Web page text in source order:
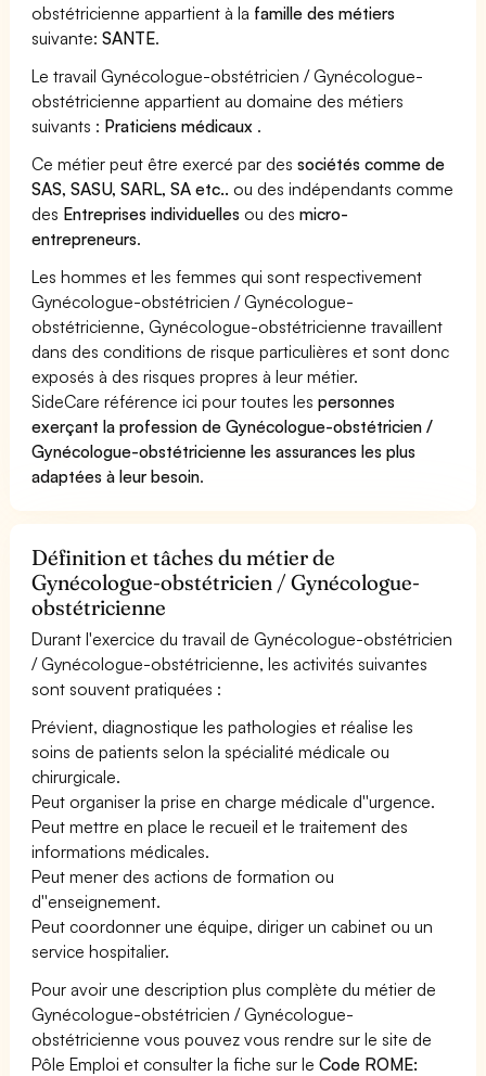
obstétricienne appartient à la famille des métiers
suivante:SANTE.
Le travail Gynécologue-obstétricien / Gynécologue-
obstétricienne appartient au domaine des métiers
suivants : Praticiens médicaux .
Ce métier peut être exercé par dessociétés comme de
SAS, SASU, SARL, SA etc.. ou des indépendants comme
des Entreprises individuelles ou desmicro-
entrepreneurs.
Les hommes et les femmes qui sont respectivement
Gynécologue-obstétricien / Gynécologue-
obstétricienne, Gynécologue-obstétricienne travaillent
dans des conditions de risque particulières et sont donc
exposés à des risques propres à leur métier.
SideCare référence ici pour toutes lespersonnes
exerçant la profession de Gynécologue-obstétricien /
Gynécologue-obstétricienne les assurances les plus
adaptées à leur besoin.
Définition et tâches du métier de
Gynécologue-obstétricien / Gynécologue-
obstétricienne
Durant l'exercice du travail de Gynécologue-obstétricien
/ Gynécologue-obstétricienne, les activités suivantes
sont souvent pratiquées :
Prévient, diagnostique les pathologies et réalise les
soins de patients selon la spécialité médicale ou
chirurgicale.
Peut organiser la prise en charge médicale d''urgence.
Peut mettre en place le recueil et le traitement des
informations médicales.
Peut mener des actions de formation ou
d''enseignement.
Peut coordonner une équipe, diriger un cabinet ou un
service hospitalier.
Pour avoir une description plus complète du métier de
Gynécologue-obstétricien / Gynécologue-
obstétricienne vous pouvez vous rendre sur le site de
Pôle Emploi et consulter la fiche sur leCode ROME: